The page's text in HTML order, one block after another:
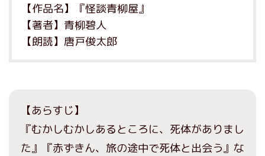
【作品名】『怪談青柳屋』
【著者】青柳碧人
【朗読】唐戸俊太郎
【あらすじ】
『むかしむかしあるところに、死体がありまし
た』『赤ずきん、旅の途中で死体と出会う』な